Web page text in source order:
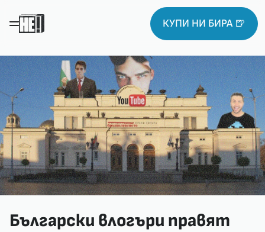
КУПИ НИ БИРА 🍺
Български влогъри правят